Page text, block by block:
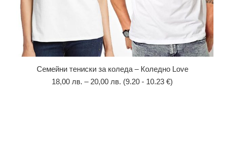
Семейни тениски за коледа – Коледно Love
18,00 лв. – 20,00 лв. (9.20 - 10.23 €)